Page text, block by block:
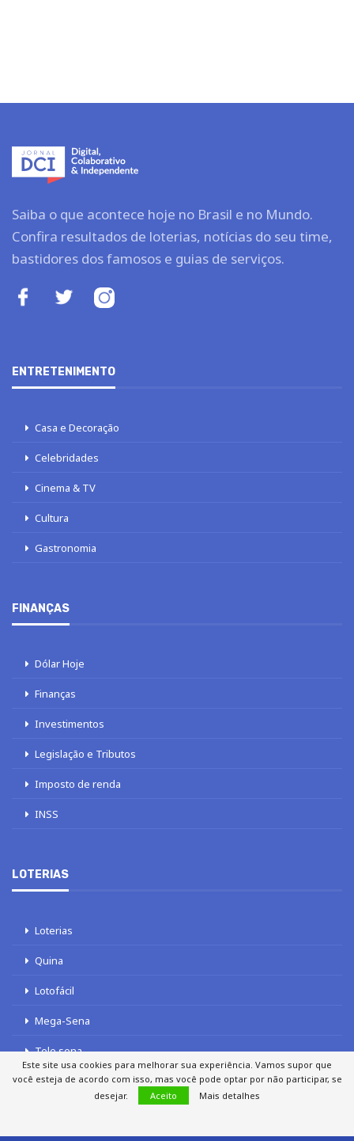
Saiba o que acontece hoje no Brasil e no Mundo.
Confira resultados de loterias, notícias do seu time,
bastidores dos famosos e guias de serviços.
ENTRETENIMENTO
Casa e Decoração
Celebridades
Cinema & TV
Cultura
Gastronomia
FINANÇAS
Dólar Hoje
Finanças
Investimentos
Legislação e Tributos
Imposto de renda
INSS
LOTERIAS
Loterias
Quina
Lotofácil
Mega-Sena
Tele sena
Este site usa cookies para melhorar sua experiência. Vamos supor que
você esteja de acordo com isso, mas você pode optar por não participar, se
desejar.
Aceito Mais detalhes